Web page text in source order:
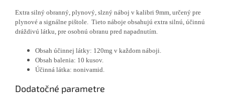
Extra silný obranný, plynový, slzný náboj v kalibri 9mm, určený pre
plynové a signálne pištole. Tieto náboje obsahujú extra silnú, účinnú
dráždivú látku, pre osobnú obranu pred napadnutím.
Obsah účinnej látky: 120mg v každom náboji.
Obsah balenia: 10 kusov.
Účinná látka: nonivamid.
Dodatočné parametre